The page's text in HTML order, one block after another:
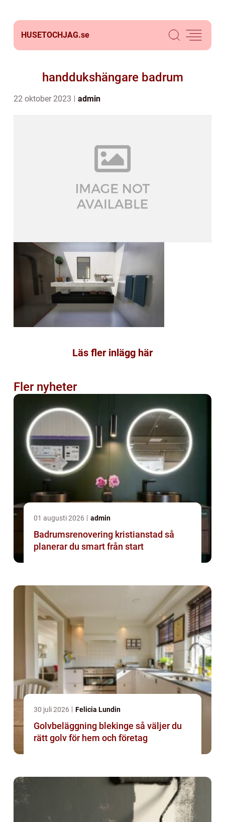
HUSETOCHJAG.se
handdukshängare badrum
22 oktober 2023 admin
Läs fler inlägg här
Fler nyheter
01 augusti 2026 admin
Badrumsrenovering kristianstad så
planerar du smart från start
30 juli 2026 Felicia Lundin
Golvbeläggning blekinge så väljer du
rätt golv för hem och företag